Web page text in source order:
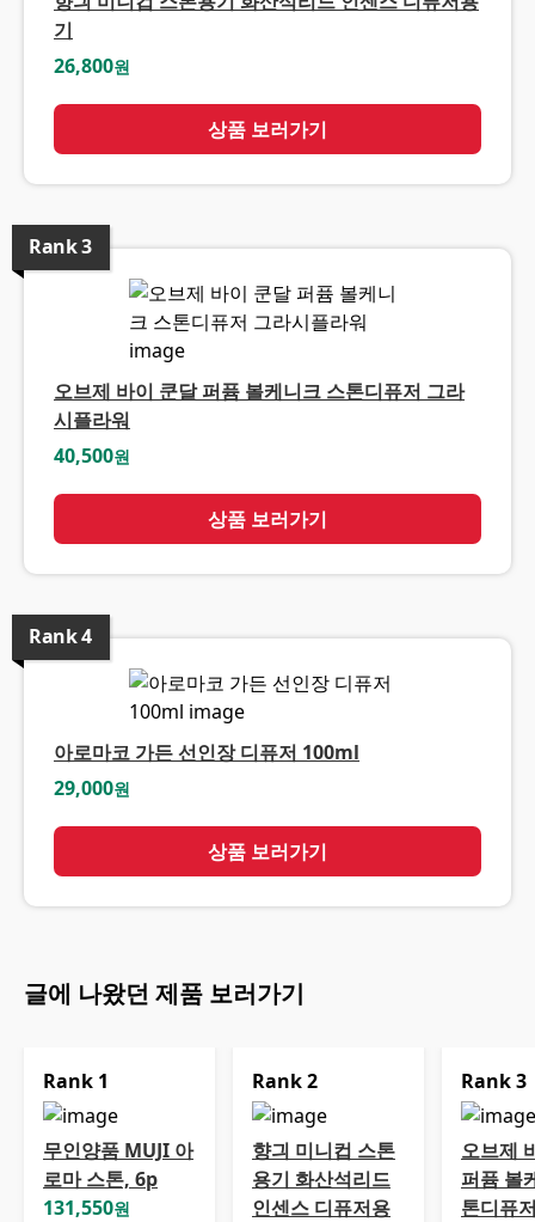
기
26,800원
상품 보러가기
Rank3
오브제 바이 쿤달 퍼퓸 볼케니크 스톤디퓨저 그라
시플라워
40,500원
상품 보러가기
Rank4
아로마코 가든 선인장 디퓨저 100ml
29,000원
상품 보러가기
글에 나왔던 제품 보러가기
Rank 1
무인양품 MUJI 아
로마 스톤, 6p
131,550원
Rank2
향긔 미니컵 스톤
용기 화산석리드
인센스 디퓨저용
Rank3
오브제
퍼퓸 볼
톤디퓨